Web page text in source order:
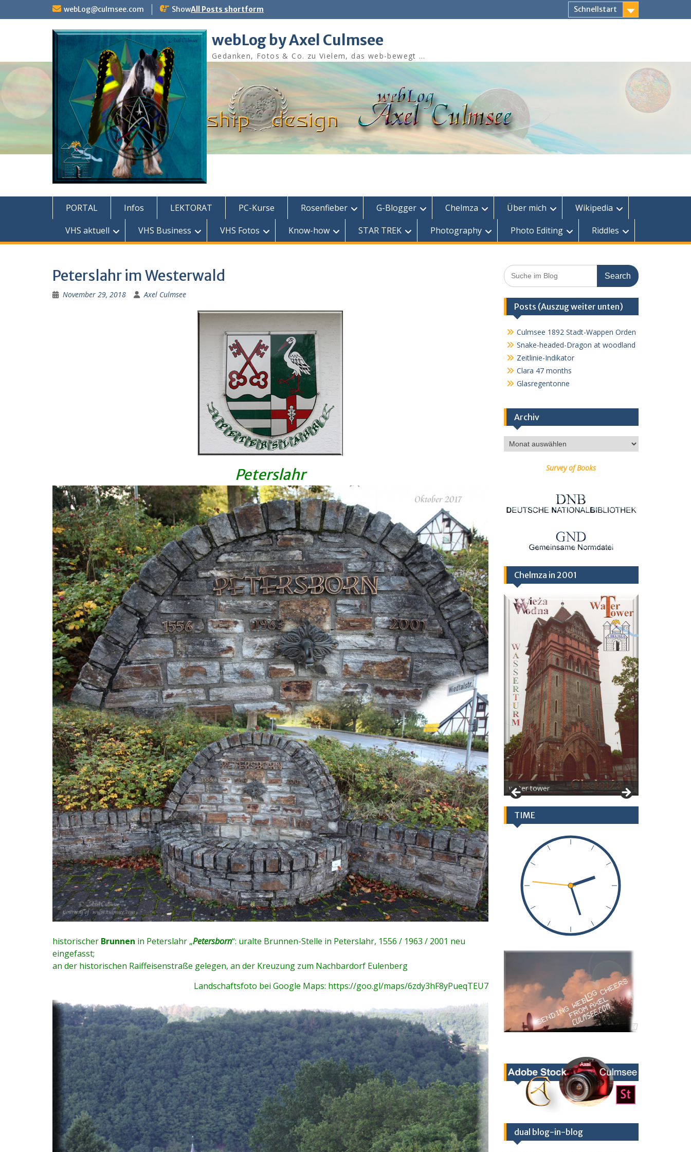
webLog@culmsee.com ShowAll Posts shortform Schnellstart
webLog by Axel Culmsee
Gedanken, Fotos & Co. zu Vielem, das web-bewegt …
PORTAL Infos LEKTORAT PC-Kurse Rosenfieber G-Blogger Chelmza Über mich
Wikipedia
VHS aktuell
VHS Business VHS Fotos Know-how STAR TREK Photography Photo Editing Riddles
Peterslahr im Westerwald
November 29, 2018 Axel Culmsee
Peterslahr
historischer Brunnen in Peterslahr „Petersborn“: uralte Brunnen-Stelle in Peterslahr, 1556 / 1963 / 2001 neu
eingefasst;
an der historischen Raiffeisenstraße gelegen, an der Kreuzung zum Nachbardorf Eulenberg
Landschaftsfoto bei Google Maps: https://goo.gl/maps/6zdy3hF8yPueqTEU7
Search
for:
Posts (Auszug weiter unten)
Culmsee 1892 Stadt-Wappen Orden
Snake-headed-Dragon at woodland
Zeitlinie-Indikator
Clara 47 months
Glasregentonne
Archiv
Archiv
Survey of Books
Chelmza in 2001
water tower
TIME
dual blog-in-blog